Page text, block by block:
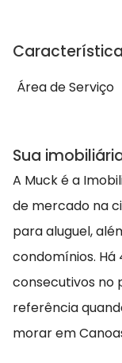
Área de Serviço
Sua
A Muck é a
de mercado na
para aluguel,
condomínios. Há
consecutivos no
referência
morar em